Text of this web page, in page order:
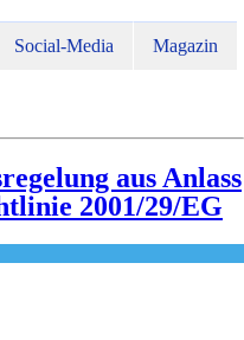
Social-Media Magazin
aus Anlass
2001/29/EG